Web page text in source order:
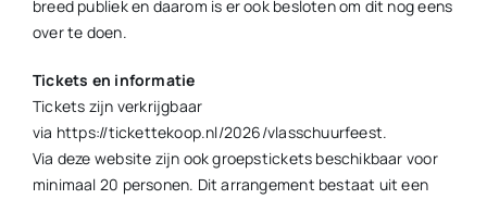
breed publiek en daarom is er ook besloten om dit nog eens
over te doen.
Tickets en informatie
Tickets zijn verkrijgbaar
via https://tickettekoop.nl/2026/vlasschuurfeest.
Via deze website zijn ook groepstickets beschikbaar voor
minimaal 20 personen. Dit arrangement bestaat uit een